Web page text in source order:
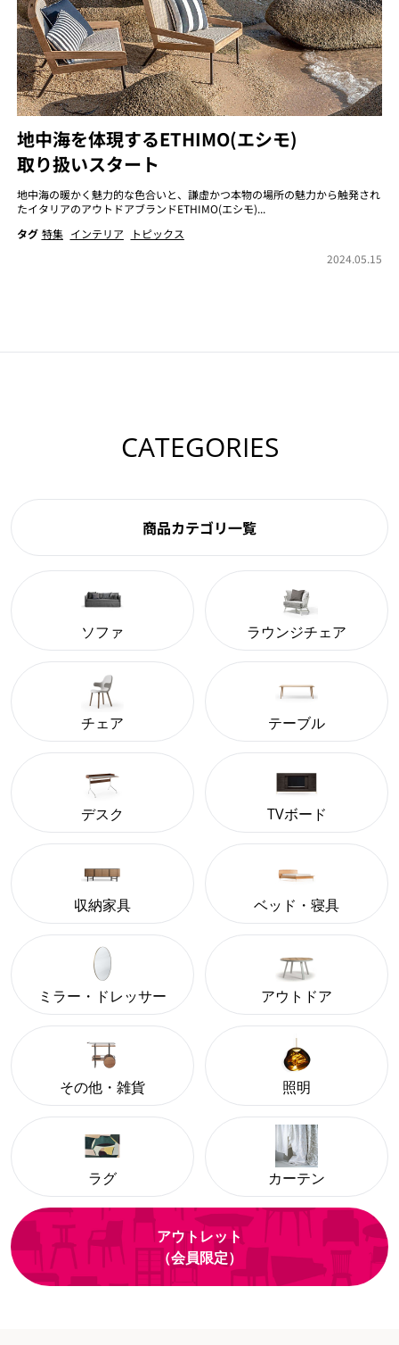
地中海を体現するETHIMO(エシモ)
取り扱いスタート
地中海の暖かく魅力的な色合いと、謙虚かつ本物の場所の魅力から触発され
たイタリアのアウトドアブランドETHIMO(エシモ)...
タグ 特集 インテリア
トピックス
2024.05.15
CATEGORIES
商品カテゴリ一覧
ソファ ラウンジチェア
チェア テーブル
デスク TVボード
収納家具 ベッド・寝具
ミラー・ドレッサー アウトドア
その他・雑貨 照明
ラグ カーテン
アウトレット
（会員限定）